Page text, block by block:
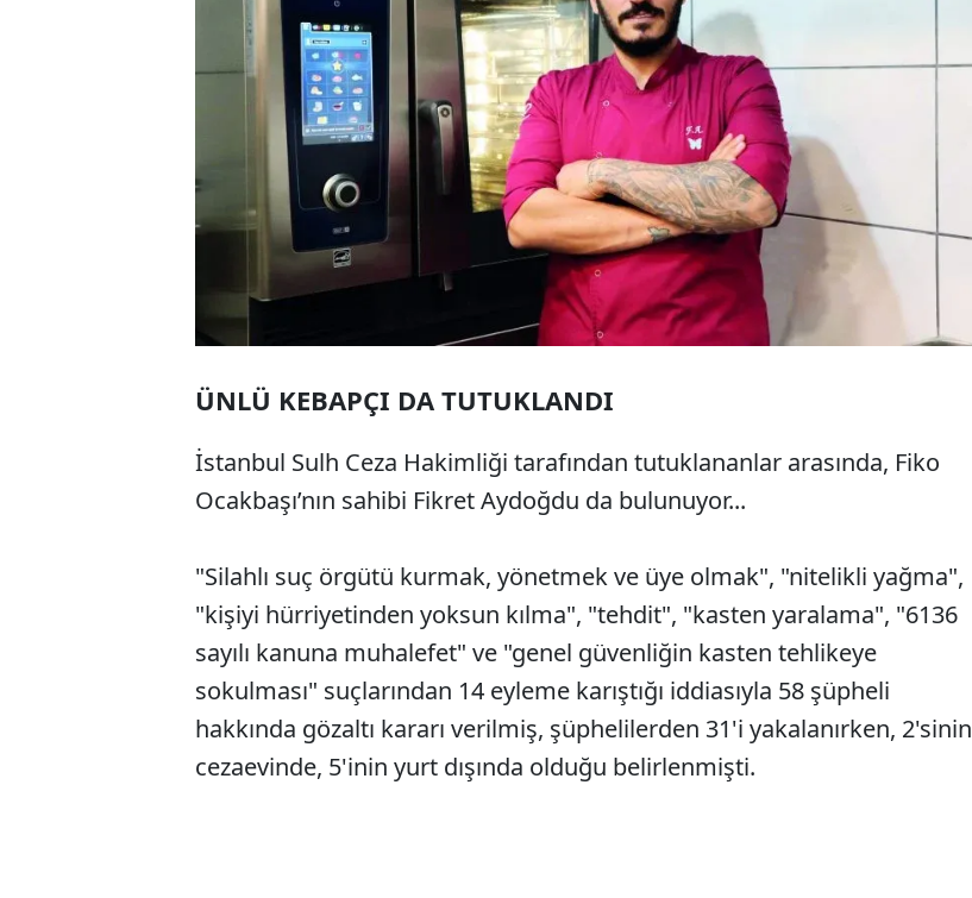
ÜNLÜ KEBAPÇI DA TUTUKLANDI
İstanbul Sulh Ceza Hakimliği tarafından tutuklananlar arasında, Fiko
Ocakbaşı’nın sahibi Fikret Aydoğdu da bulunuyor...
"Silahlı suç örgütü kurmak, yönetmek ve üye olmak", "nitelikli yağma",
"kişiyi hürriyetinden yoksun kılma", "tehdit", "kasten yaralama", "6136
sayılı kanuna muhalefet" ve "genel güvenliğin kasten tehlikeye
sokulması" suçlarından 14 eyleme karıştığı iddiasıyla 58 şüpheli
hakkında gözaltı kararı verilmiş, şüphelilerden 31'i yakalanırken, 2'sinin
cezaevinde, 5'inin yurt dışında olduğu belirlenmişti.